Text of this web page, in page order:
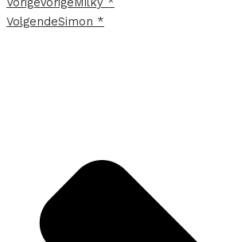
VolgendeSimon *